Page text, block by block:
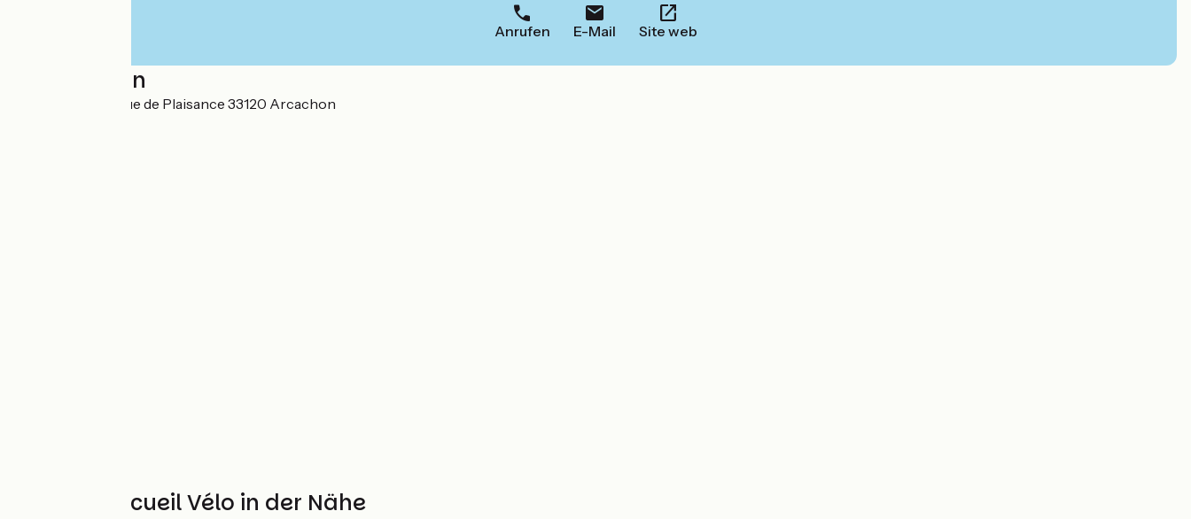
Anrufen E-Mail Site web
Localisation
40 cours Lamarque de Plaisance 33120 Arcachon
Weitere Accueil Vélo in der Nähe